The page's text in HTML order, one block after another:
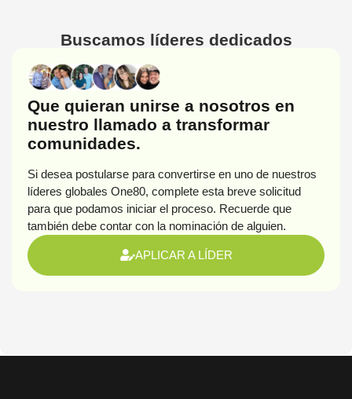
Buscamos líderes dedicados
Que quieran unirse a nosotros en
nuestro llamado a transformar
comunidades.
Si desea postularse para convertirse en uno de nuestros
líderes globales One80, complete esta breve solicitud
para que podamos iniciar el proceso. Recuerde que
también debe contar con la nominación de alguien.
APLICAR A LÍDER